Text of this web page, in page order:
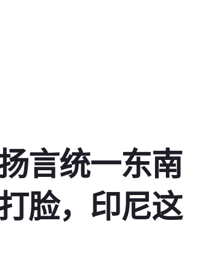
言统一东南
脸，印尼这